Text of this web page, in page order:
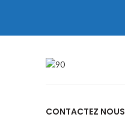
CONTACTEZ NOUS